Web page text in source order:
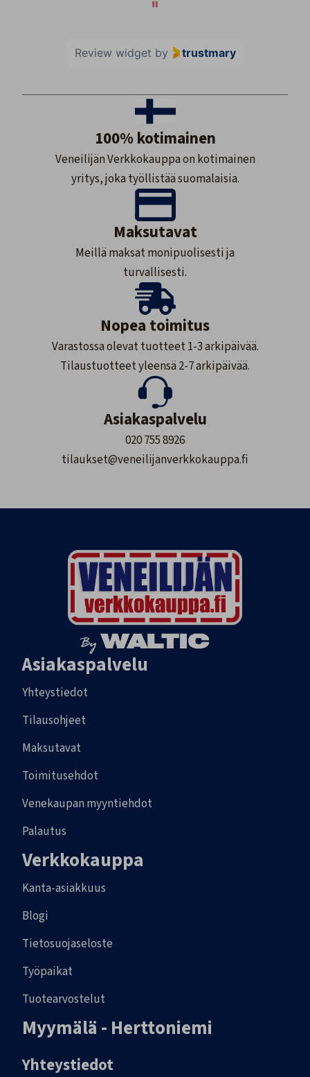
Review widget by trustmary
100% kotimainen
Veneilijän Verkkokauppa on kotimainen
yritys, joka työllistää suomalaisia.
Maksutavat
Meillä maksat monipuolisesti ja
turvallisesti.
Nopea toimitus
Varastossa olevat tuotteet 1-3 arkipäivää.
Tilaustuotteet yleensä 2-7 arkipäivää.
Asiakaspalvelu
020 755 8926
tilaukset@veneilijanverkkokauppa.fi
Asiakaspalvelu
Yhteystiedot
Tilausohjeet
Maksutavat
Toimitusehdot
Venekaupan myyntiehdot
Palautus
Verkkokauppa
Kanta-asiakkuus
Blogi
Tietosuojaseloste
Työpaikat
Tuotearvostelut
Myymälä - Herttoniemi
Yhteystiedot